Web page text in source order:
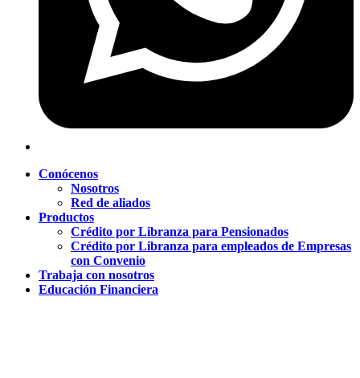
Conócenos
Nosotros
Red de aliados
Productos
Crédito por Libranza para Pensionados
Crédito por Libranza para empleados de Empresas
con Convenio
Trabaja con nosotros
Educación Financiera